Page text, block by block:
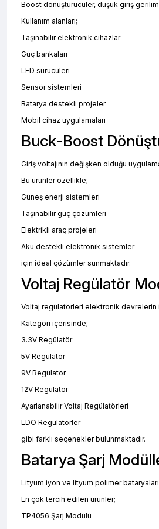
Boost dönüştürücüler, düşük giriş
Kullanım alanları;
Taşınabilir elektronik cihazlar
Güç bankaları
LED sürücüleri
Sensör sistemleri
Batarya destekli projeler
Mobil cihaz uygulamaları
Buck-Boost
Giriş voltajının değişken olduğu
Bu ürünler özellikle;
Güneş enerji sistemleri
Taşınabilir güç çözümleri
Elektrikli araç projeleri
Akü destekli elektronik sistemler
için ideal çözümler sunmaktadır.
Voltaj Regülatör
Voltaj regülatörleri elektronik devrelerin
Kategori içerisinde;
3.3V Regülatör
5V Regülatör
9V Regülatör
12V Regülatör
Ayarlanabilir Voltaj Regülatörleri
LDO Regülatörler
gibi farklı seçenekler bulunmaktadır.
Batarya Şarj
Lityum iyon ve lityum polimer
En çok tercih edilen ürünler;
TP4056 Şarj Modülü